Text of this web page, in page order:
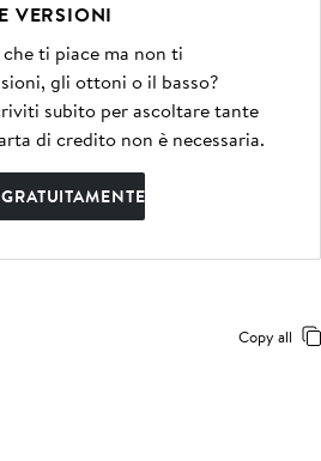
VERSIONI
ti piace ma non ti
gli ottoni o il basso?
subito per ascoltare tante
di credito non è necessaria.
Copy all